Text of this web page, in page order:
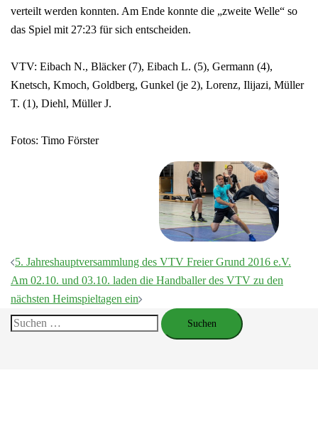
verteilt werden konnten. Am Ende konnte die „zweite Welle“ so
das Spiel mit 27:23 für sich entscheiden.
VTV: Eibach N., Bläcker (7), Eibach L. (5), Germann (4),
Knetsch, Kmoch, Goldberg, Gunkel (je 2), Lorenz, Ilijazi, Müller
T. (1), Diehl, Müller J.
Fotos: Timo Förster
Beitragsnavigation
5. Jahreshauptversammlung des VTV Freier Grund 2016 e.V.
Am 02.10. und 03.10. laden die Handballer des VTV zu den
nächsten Heimspieltagen ein
Suchen